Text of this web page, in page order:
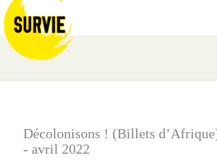
Décolonisons ! (Billets
- avril 2022